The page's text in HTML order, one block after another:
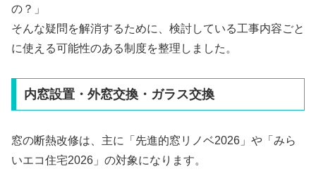
の？」
そんな疑問を解消するために、検討している工事内容ごと
に使える可能性のある制度を整理しました。
内窓設置・外窓交換・ガラス交換
窓の断熱改修は、主に「先進的窓リノベ2026」や「みら
いエコ住宅2026」の対象になります。